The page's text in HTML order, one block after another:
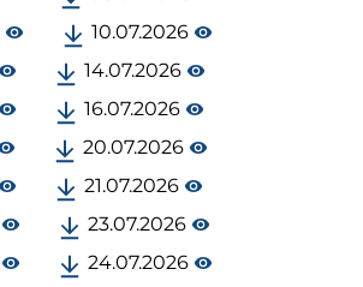
10.07.2026
14.07.2026
16.07.2026
20.07.2026
21.07.2026
23.07.2026
24.07.2026